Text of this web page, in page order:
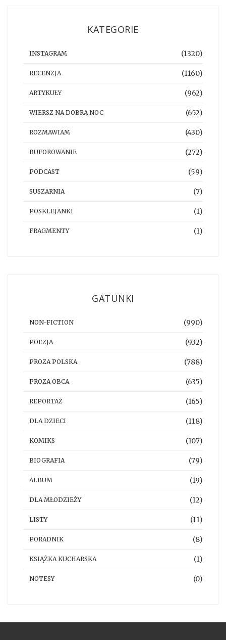
KATEGORIE
INSTAGRAM (1320)
RECENZJA (1160)
ARTYKUŁY (962)
WIERSZ NA DOBRĄ NOC (652)
ROZMAWIAM (430)
BUFOROWANIE (272)
PODCAST (59)
SUSZARNIA (7)
POSKLEJANKI (1)
FRAGMENTY (1)
GATUNKI
NON-FICTION (990)
POEZJA (932)
PROZA POLSKA (788)
PROZA OBCA (635)
REPORTAŻ (165)
DLA DZIECI (118)
KOMIKS (107)
BIOGRAFIA (79)
ALBUM (19)
DLA MŁODZIEŻY (12)
LISTY (11)
PORADNIK (8)
KSIĄŻKA KUCHARSKA (1)
NOTESY (0)